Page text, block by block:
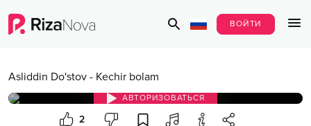
ВОЙТИ
Asliddin Do'stov - Kechir bolam
АВТОРИЗОВАТЬСЯ
2